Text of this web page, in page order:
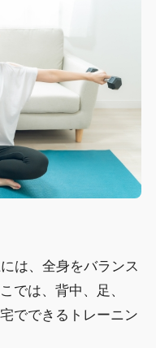
は、全身をバランス
では、背中、足、
でできるトレーニン